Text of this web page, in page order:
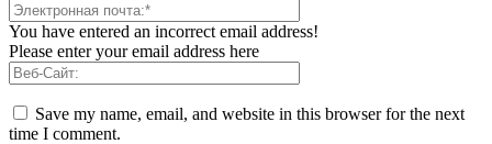
You have entered an incorrect email address!
Please enter your email address here
Save my name, email, and website in this browser for the next
time I comment.